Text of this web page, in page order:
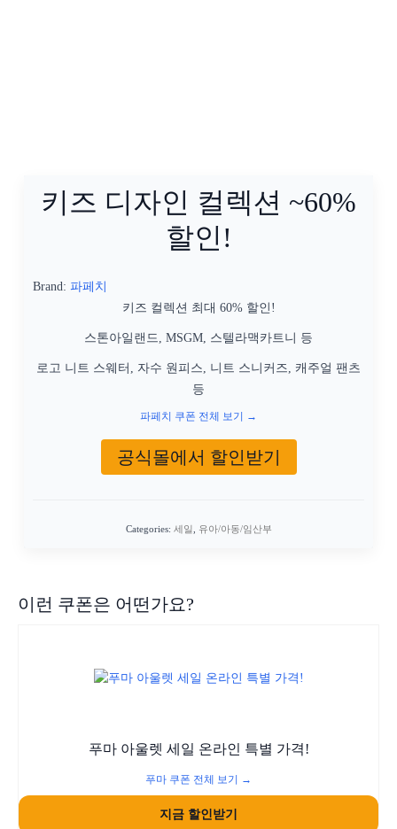
키즈 디자인 컬렉션 ~60%
할인!
Brand: 파페치
키즈 컬렉션 최대 60% 할인!
스톤아일랜드, MSGM, 스텔라맥카트니 등
로고 니트 스웨터, 자수 원피스, 니트 스니커즈, 캐주얼 팬츠
등
파페치 쿠폰 전체 보기 →
공식몰에서 할인받기
Categories: 세일 유아/아동/임산부
이런 쿠폰은 어떤가요?
푸마 아울렛 세일 온라인 특별 가격!
푸마 쿠폰 전체 보기 →
지금 할인받기